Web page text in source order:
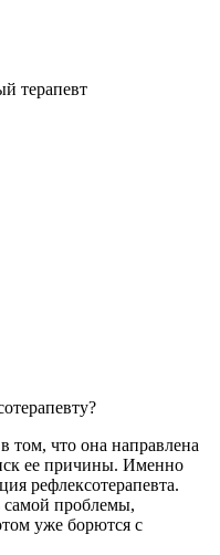
терапевт
что она направлена
ее причины. Именно
рефлексотерапевта.
самой проблемы,
уже борются с